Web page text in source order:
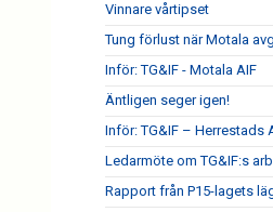
Vinnare vårtipset
Tung förlust när Motala
Inför: TG&IF - Motala AIF
Äntligen seger igen!
Inför: TG&IF – Herrestads
Ledarmöte om TG&IF:s
Rapport från P15-lagets